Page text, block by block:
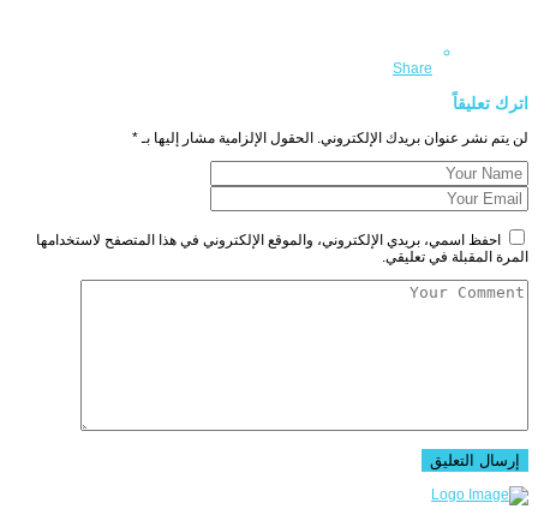
Share
اترك تعليقاً
لن يتم نشر عنوان بريدك الإلكتروني. الحقول الإلزامية مشار إليها بـ*
احفظ اسمي، بريدي الإلكتروني، والموقع الإلكتروني في هذا المتصفح لاستخدامها
المرة المقبلة في تعليقي.